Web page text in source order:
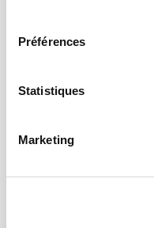
Préférences
Statistiques
Marketing
Nos